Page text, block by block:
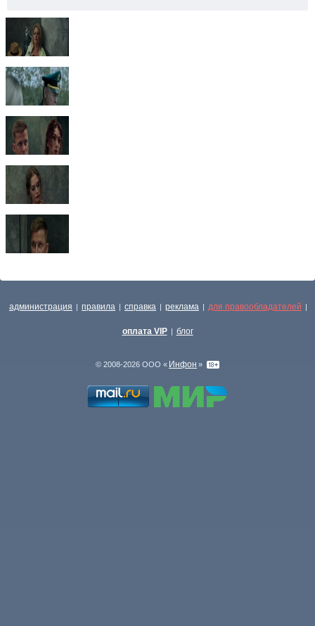
администрация | правила | справка | реклама | для правообладателей |
оплата VIP | блог
© 2008-2026 ООО « Инфон »